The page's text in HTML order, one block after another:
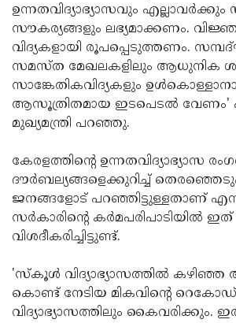
Polls
Local
Election
Look
2025
ഉന്നതവിദ്യാഭ്യാസവും എല്ലാവര്‍ക്കും
സൗകര്യങ്ങളും ലഭ്യമാക്കണം.
വിദ്യകളായി രൂപപ്പെടുത്തണം.
സമസ്ത മേഖലകളിലും ആധുനിക
സാങ്കേതികവിദ്യകളും
ആസൂത്രിതമായ ഇടപെടല്‍ വേണം'
മുഖ്യമന്ത്രി പറഞ്ഞു.
കേരളത്തിന്റെ ഉന്നതവിദ്യാഭ്യാസ
ദൗര്‍ബല്യങ്ങളെക്കുറിച്ച്
ജനങ്ങളോട് പറഞ്ഞിട്ടുള്ളതാണ്
സര്‍കാരിന്റെ കര്‍മപരിപാടിയില്‍ ഇത്
വിശദീകരിച്ചിട്ടുണ്ട്.
'സ്‌കൂള്‍ വിദ്യാഭ്യാസത്തില്‍
കൊണ്ട് നേടിയ മികവിന്റെ
വിദ്യാഭ്യാസത്തിലും കൈവരിക്കും.